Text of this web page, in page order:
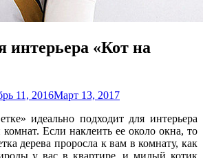
интерьера «Кот на
11, 2016Март 13, 2017
идеально подходит для интерьера
Если наклеить ее около окна, то
дерева проросла к вам в комнату, как
у вас в квартире, и милый котик